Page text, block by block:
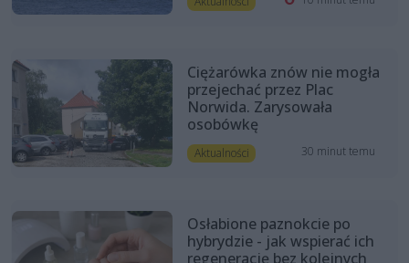
Ciężarówka znów nie mogła
przejechać przez Plac
Norwida. Zarysowała
osobówkę
Aktualności 30 minut temu
Osłabione paznokcie po
hybrydzie - jak wspierać ich
regenerację bez kolejnych